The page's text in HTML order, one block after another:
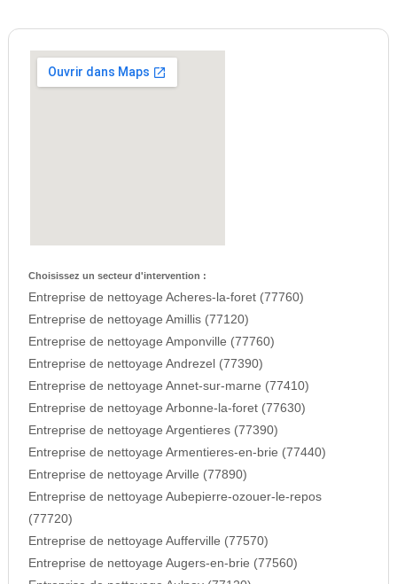
Choisissez un secteur d'intervention :
Entreprise de nettoyage Acheres-la-foret (77760)
Entreprise de nettoyage Amillis (77120)
Entreprise de nettoyage Amponville (77760)
Entreprise de nettoyage Andrezel (77390)
Entreprise de nettoyage Annet-sur-marne (77410)
Entreprise de nettoyage Arbonne-la-foret (77630)
Entreprise de nettoyage Argentieres (77390)
Entreprise de nettoyage Armentieres-en-brie (77440)
Entreprise de nettoyage Arville (77890)
Entreprise de nettoyage Aubepierre-ozouer-le-repos
(77720)
Entreprise de nettoyage Aufferville (77570)
Entreprise de nettoyage Augers-en-brie (77560)